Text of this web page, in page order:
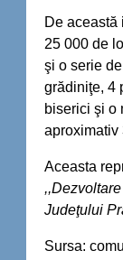
De această
25 000 de
şi o serie
grădiniţe, 4
biserici şi o
aproximativ
Aceasta
Judeţului
Sursa: